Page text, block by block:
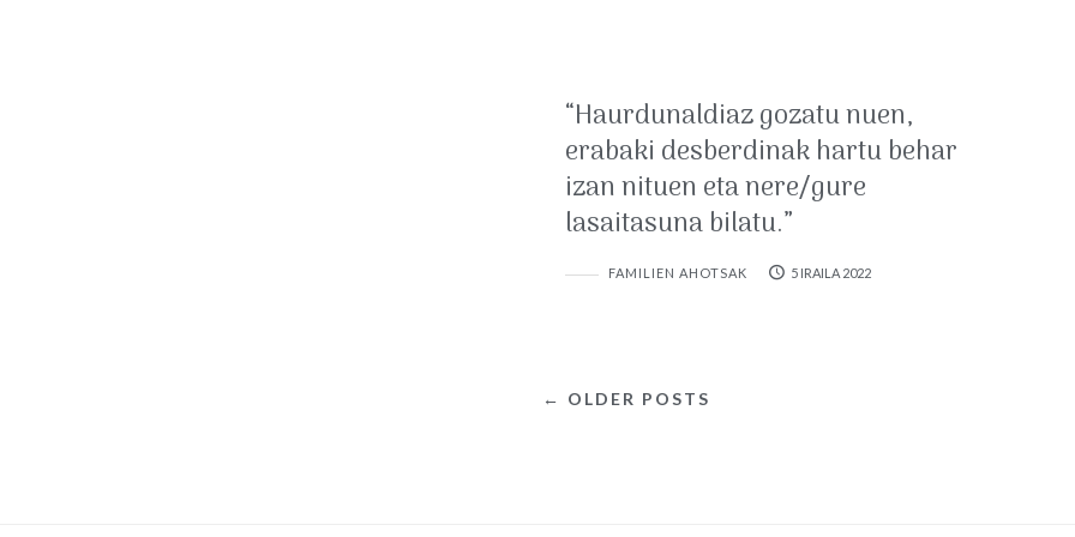
“Haurdunaldiaz gozatu nuen,
erabaki desberdinak hartu behar
izan nituen eta nere/gure
lasaitasuna bilatu.”
FAMILIEN AHOTSAK 5 IRAILA 2022
← OLDER POSTS